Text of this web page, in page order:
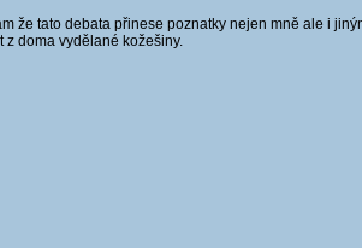
že tato debata přinese poznatky nejen mně ale i
z doma vydělané kožešiny.